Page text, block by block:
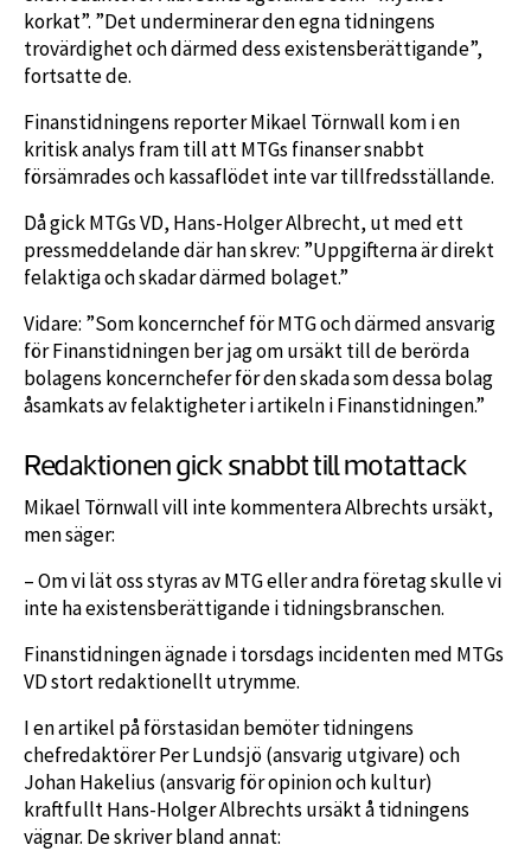
korkat”. ”Det underminerar den egna tidningens
trovärdighet och därmed dess existensberättigande”,
fortsatte de.
Finanstidningens reporter Mikael Törnwall kom i en
kritisk analys fram till att MTGs finanser snabbt
försämrades och kassaflödet inte var tillfredsställande.
Då gick MTGs VD, Hans-Holger Albrecht, ut med ett
pressmeddelande där han skrev: ”Uppgifterna är direkt
felaktiga och skadar därmed bolaget.”
Vidare: ”Som koncernchef för MTG och därmed ansvarig
för Finanstidningen ber jag om ursäkt till de berörda
bolagens koncernchefer för den skada som dessa bolag
åsamkats av felaktigheter i artikeln i Finanstidningen.”
Redaktionen gick snabbt till motattack
Mikael Törnwall vill inte kommentera Albrechts ursäkt,
men säger:
– Om vi lät oss styras av MTG eller andra företag skulle vi
inte ha existensberättigande i tidningsbranschen.
Finanstidningen ägnade i torsdags incidenten med MTGs
VD stort redaktionellt utrymme.
I en artikel på förstasidan bemöter tidningens
chefredaktörer Per Lundsjö (ansvarig utgivare) och
Johan Hakelius (ansvarig för opinion och kultur)
kraftfullt Hans-Holger Albrechts ursäkt å tidningens
vägnar. De skriver bland annat: